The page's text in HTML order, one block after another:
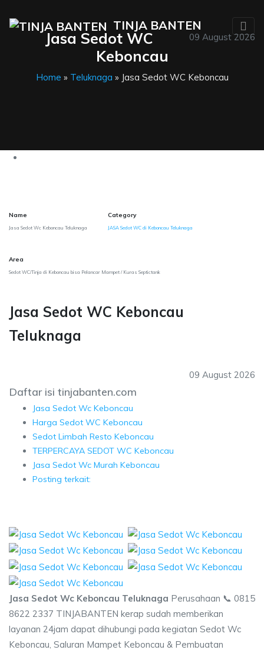
TINJA BANTEN
09 August 2026
Jasa Sedot WC
Keboncau
Home » Teluknaga » Jasa Sedot WC Keboncau
Name
Jasa Sedot Wc Keboncau Teluknaga
Category
JASA Sedot WC di Keboncau Teluknaga
Area
Sedot WC/Tinja di Keboncau bisa Pelancar Mampet / Kuras Septictank
Jasa Sedot WC Keboncau
Teluknaga
09 August 2026
Daftar isi tinjabanten.com
Jasa Sedot Wc Keboncau
Harga Sedot WC Keboncau
Sedot Limbah Resto Keboncau
TERPERCAYA SEDOT WC Keboncau
Jasa Sedot Wc Murah Keboncau
Posting terkait:
Jasa Sedot Wc Keboncau Teluknaga Perusahaan 📞 0815
8622 2337 TINJABANTEN kerap sudah memberikan
layanan 24jam dapat dihubungi pada kegiatan Sedot Wc
Keboncau, Saluran Mampet Keboncau & Pembuatan